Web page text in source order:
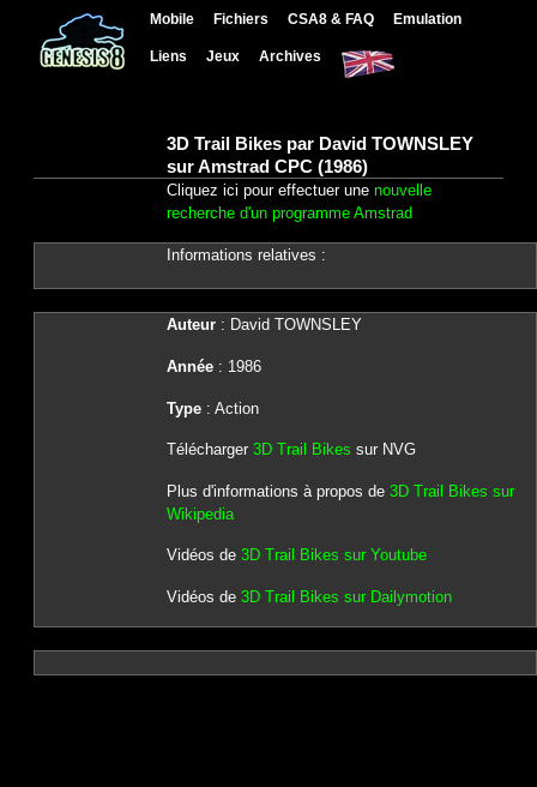
Mobile Fichiers CSA8 & FAQ Emulation
Liens Jeux Archives
3D Trail Bikes par David TOWNSLEY
sur Amstrad CPC (1986)
Cliquez ici pour effectuer une nouvelle
recherche d'un programme Amstrad
Informations relatives :
Auteur: David TOWNSLEY
Année: 1986
Type: Action
Télécharger 3D Trail Bikes sur NVG
Plus d'informations à propos de 3D Trail Bikes sur
Wikipedia
Vidéos de 3D Trail Bikes sur Youtube
Vidéos de 3D Trail Bikes sur Dailymotion